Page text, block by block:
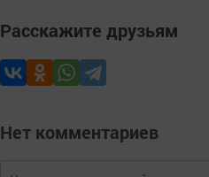
Расскажите друзьям
Нет комментариев